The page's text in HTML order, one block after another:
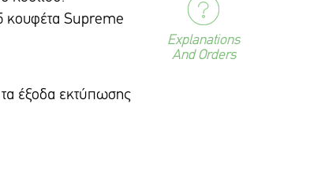
κουφέτα Supreme
τα έξοδα εκτύπωσης
Explanations
And Orders